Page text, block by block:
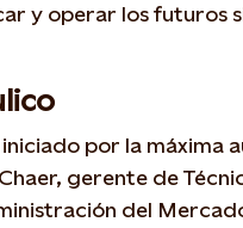
y operar los futuros
por la máxima
gerente de
del